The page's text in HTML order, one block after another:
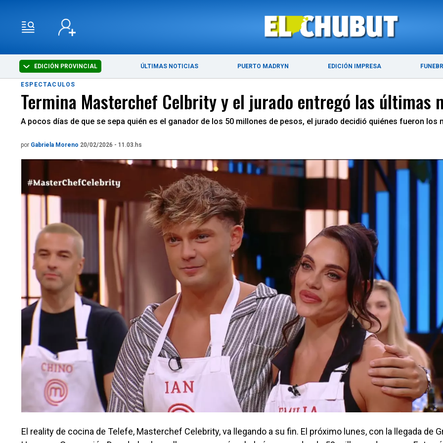
EDICIÓN PROVINCIAL ÚLTIMAS NOTICIAS PUERTO MADRYN EDICIÓN IMPRESA
ÚLTIMAS NOTICIAS PUERTO MADRYN
ESPECTACULOS
Termina Masterchef Celbrity y el jurado entregó las últimas
A pocos días de que se sepa quién es el ganador de los 50 millones de pesos, el jurado decidió quiénes fueron los
por Gabriela Moreno 20/02/2026 - 11.03.hs
El reality de cocina de Telefe, Masterchef Celebrity, va llegando a su fin. El próximo lunes, con la llegada de